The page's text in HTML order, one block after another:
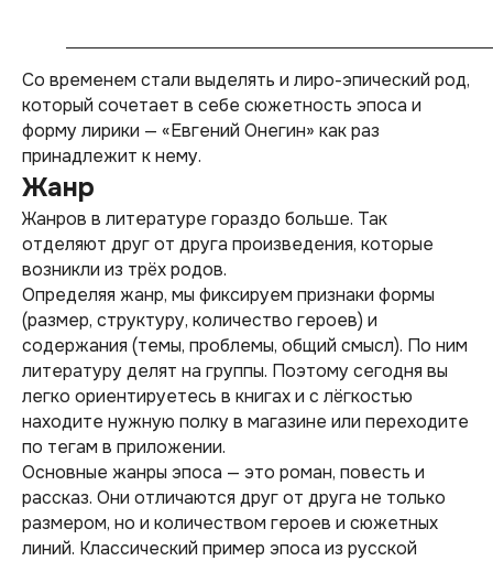
Со временем стали выделять и лиро-эпический род,
который сочетает в себе сюжетность эпоса и
форму лирики — «Евгений Онегин» как раз
принадлежит к нему.
Жанр
Жанров в литературе гораздо больше. Так
отделяют друг от друга произведения, которые
возникли из трёх родов.
Определяя жанр, мы фиксируем признаки формы
(размер, структуру, количество героев) и
содержания (темы, проблемы, общий смысл). По ним
литературу делят на группы. Поэтому сегодня вы
легко ориентируетесь в книгах и с лёгкостью
находите нужную полку в магазине или переходите
по тегам в приложении.
Основные жанры эпоса — это роман, повесть и
рассказ. Они отличаются друг от друга не только
размером, но и количеством героев и сюжетных
линий. Классический пример эпоса из русской